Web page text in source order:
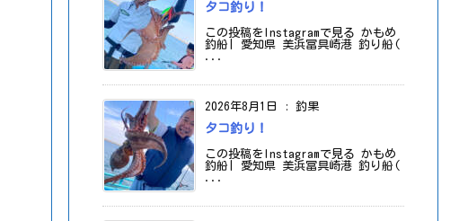
タコ釣り！
この投稿をInstagramで見る かもめ
釣船| 愛知県 美浜冨具崎港 釣り船(
...
2026年8月1日 : 釣果
タコ釣り！
この投稿をInstagramで見る かもめ
釣船| 愛知県 美浜冨具崎港 釣り船(
...